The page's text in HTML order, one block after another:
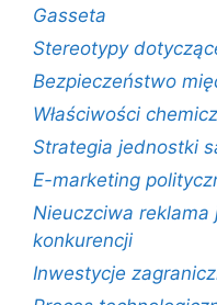
Gasseta
Stereotypy
Bezpieczeństwo
Właściwości
Strategia jednostki
E-marketing
Nieuczciwa reklama
konkurencji
Inwestycje